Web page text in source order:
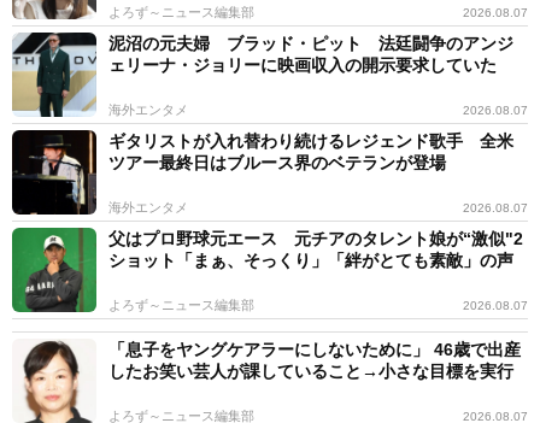
よろず～ニュース編集部 2026.08.07
泥沼の元夫婦 ブラッド・ピット 法廷闘争のアンジ
ェリーナ・ジョリーに映画収入の開示要求していた
海外エンタメ 2026.08.07
ギタリストが入れ替わり続けるレジェンド歌手 全米
ツアー最終日はブルース界のベテランが登場
海外エンタメ 2026.08.07
父はプロ野球元エース 元チアのタレント娘が“激似"2
ショット「まぁ、そっくり」「絆がとても素敵」の声
よろず～ニュース編集部 2026.08.07
「息子をヤングケアラーにしないために」 46歳で出産
したお笑い芸人が課していること→小さな目標を実行
よろず～ニュース編集部 2026.08.07